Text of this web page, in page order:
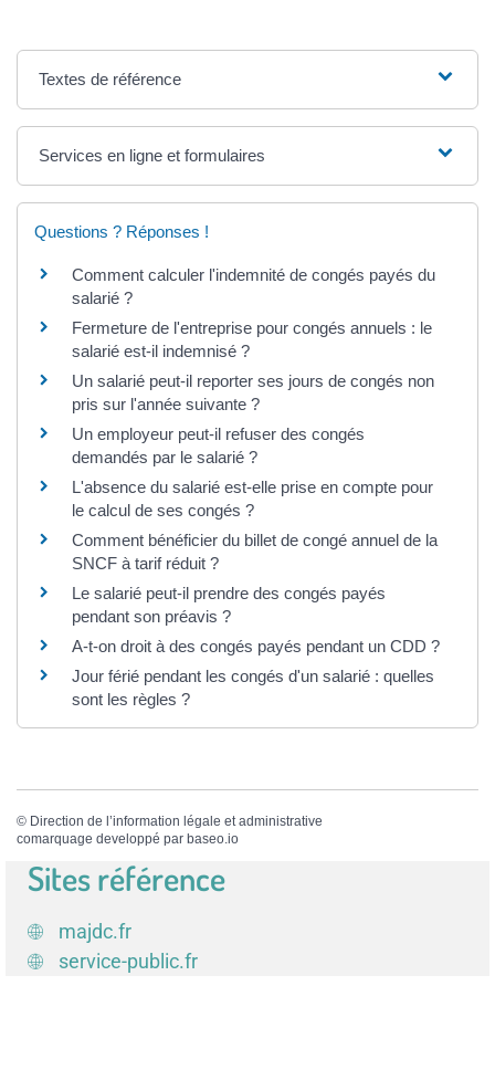
Textes de référence
Services en ligne et formulaires
Questions ? Réponses !
Comment calculer l'indemnité de congés payés du
salarié ?
Fermeture de l'entreprise pour congés annuels : le
salarié est-il indemnisé ?
Un salarié peut-il reporter ses jours de congés non
pris sur l'année suivante ?
Un employeur peut-il refuser des congés
demandés par le salarié ?
L'absence du salarié est-elle prise en compte pour
le calcul de ses congés ?
Comment bénéficier du billet de congé annuel de la
SNCF à tarif réduit ?
Le salarié peut-il prendre des congés payés
pendant son préavis ?
A-t-on droit à des congés payés pendant un CDD ?
Jour férié pendant les congés d'un salarié : quelles
sont les règles ?
© Direction de l’information légale et administrative
comarquage developpé par baseo.io
Sites référence
majdc.fr
service-public.fr